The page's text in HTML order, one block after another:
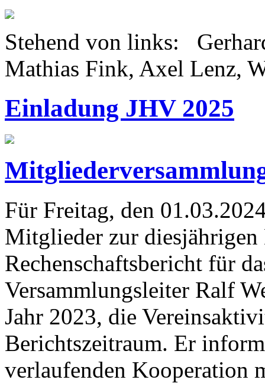
Stehend von links:
Mathias Fink, Axel Lenz,
Einladung JHV 2025
Für Freitag, den
Mitglieder zur
Rechenschaftsbericht für
Versammlungsleiter Ralf
Jahr 2023, die
Berichtszeitraum. Er
verlaufenden Kooperation